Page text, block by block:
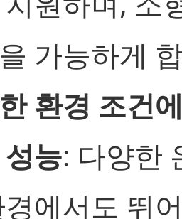
가능하게
환경 조건
능: 다양한
에서도 뛰